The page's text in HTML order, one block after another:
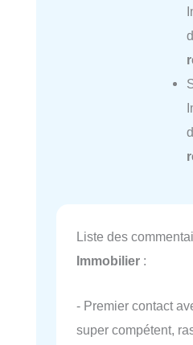
Liste des
Immobilier :
- Premier contact
super compétent,